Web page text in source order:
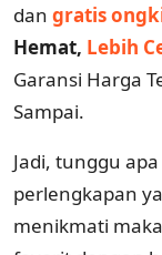
dan gratis
Hemat, Lebih
Garansi Harga
Sampai.
Jadi, tunggu
perlengkapan
menikmati